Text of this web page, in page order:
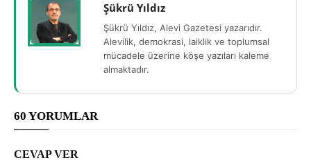
Şükrü Yıldız
Şükrü Yıldız, Alevi Gazetesi yazarıdır.
Alevilik, demokrasi, laiklik ve toplumsal
mücadele üzerine köşe yazıları kaleme
almaktadır.
60 YORUMLAR
CEVAP VER